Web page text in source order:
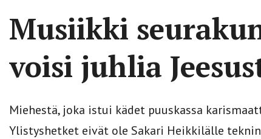
Musiikki
voisi juhlia
Miehestä, joka istui kädet puuskassa
Ylistyshetket eivät ole Sakari Heikkilälle